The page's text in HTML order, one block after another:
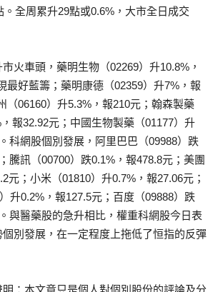
。全周累升29點或0.6%，大市全日成交
火車頭，藥明生物（02269）升10.8%，
最好藍籌；藥明康德（02359）升7%，報
（06160）升5.3%，報210元；翰森製藥
，報32.92元；中國生物製藥（01177）升
科網股個別發展，阿里巴巴（09988）跌
騰訊（00700）跌0.1%，報478.8元；美團
元；小米（01810）升0.7%，報27.06元；
升0.2%，報127.5元；百度（09888）跌
與醫藥股的急升相比，權重科網股今日表
別發展，在一定程度上拖低了恒指的反彈